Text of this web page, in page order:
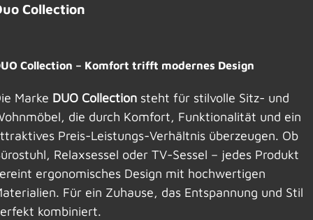
Collection
Collection – Komfort trifft modernes Design
Marke DUO Collection steht für stilvolle Sitz- und
die durch Komfort, Funktionalität und ein
Preis-Leistungs-Verhältnis überzeugen. Ob
Relaxsessel oder TV-Sessel – jedes Produkt
ergonomisches Design mit hochwertigen
Für ein Zuhause, das Entspannung und Stil
kombiniert.